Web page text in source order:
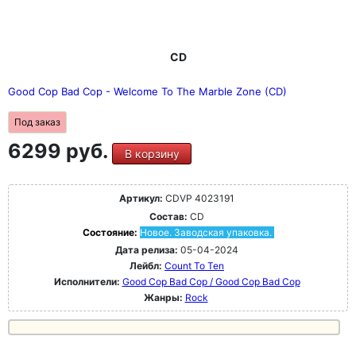
CD
Good Cop Bad Cop - Welcome To The Marble Zone (CD)
Под заказ
6299 руб. В корзину
Артикул: CDVP 4023191
Состав: CD
Состояние: Новое. Заводская упаковка.
Дата релиза: 05-04-2024
Лейбл: Count To Ten
Исполнители: Good Cop Bad Cop / Good Cop Bad Cop
Жанры: Rock